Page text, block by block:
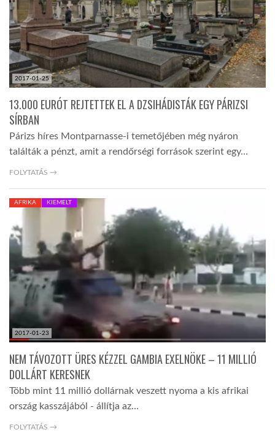
GLOBOTV
AFRIKA TUDÁSTÁR
A NAP SZÉPE
LINKTR.EE
GLOBOZSARU
DOBRAVERO.HU
LATIMO.HU
GLOBOBOOK
2017-01-25
13.000 EURÓT REJTETTEK EL A DZSIHÁDISTÁK EGY PÁRIZSI
SÍRBAN
Párizs híres Montparnasse-i temetőjében még nyáron
találták a pénzt, amit a rendőrségi források szerint egy…
FOLYTATÁS →
2017-01-23
AFRIKA KIEMELT
NEM TÁVOZOTT ÜRES KÉZZEL GAMBIA EXELNÖKE – 11 MILLIÓ
DOLLÁRT KERESNEK
Több mint 11 millió dollárnak veszett nyoma a kis afrikai
ország kasszájából - állítja az…
FOLYTATÁS →